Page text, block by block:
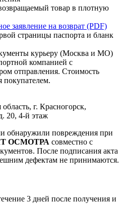
товар в плотную
заявление на возврат (PDF)
страницы паспорта и бланк
курьеру (Москва и МО)
компанией с
отправления. Стоимость
покупателем.
г. Красногорск,
20, 4-й этаж
обнаружили повреждения при
ОСМОТРА совместно с
После подписания акта
дефектам не принимаются.
3 дней после получения и